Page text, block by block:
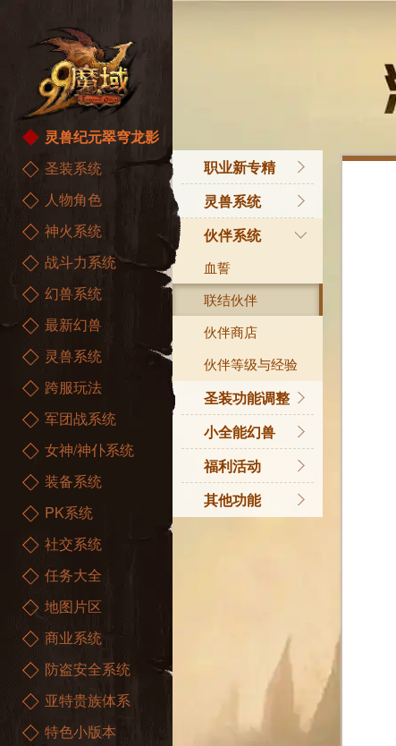
灵兽纪元翠穹龙影
圣装系统
人物角色
神火系统
战斗力系统
幻兽系统
最新幻兽
灵兽系统
跨服玩法
军团战系统
女神/神仆系统
装备系统
PK系统
社交系统
任务大全
地图片区
商业系统
防盗安全系统
亚特贵族体系
特色小版本
职业新专精
专精引导任务
星辰神子新专精
精灵游侠新专精
御剑师新专精
灵兽系统
主线攻略
灵兽片区
天墟深渊
灵兽捕捉
灵兽试用
超等灵兽
灵兽基因
灵兽技能
伙伴系统
血誓
联结伙伴
伙伴商店
伙伴等级与经验
圣装功能调整
匠神秘宝
圣装之路
呼啸酒馆
小全能幻兽
26年小全能幻兽
福利活动
天墟深渊
其他功能